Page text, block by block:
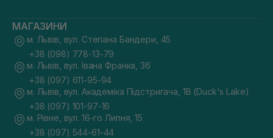
МАГАЗИНИ
м. Львів, вул. Степана Бандери, 45
+38 (098) 778-13-79
м. Львів, вул. Івана Франка, 36
+38 (097) 611-95-94
м. Львів, вул. Академіка Підстригача, 1В (Duck's Lake)
+38 (097) 101-97-16
м. Рівне, вул. 16-го Липня, 15
+38 (097) 544-61-44